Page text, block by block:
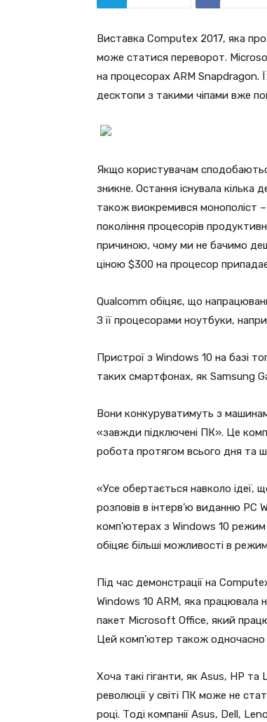
Виставка Computex 2017, яка
може статися переворот.
на процесорах ARM Snapdragon.
десктопи з такими чіпами вже
Якщо користувачам
зникне. Остання існувала кілька
також виокремився монополіст
покоління процесорів
причиною, чому ми не бачимо
ціною $300 на процесор
Qualcomm обіцяє, що
З її процесорами ноутбуки,
Пристрої з Windows 10 на базі
таких смартфонах, як Samsung
Вони конкуруватимуть з
«завжди підключені ПК». Це
робота протягом всього дня та
«Усе обертається навколо
розповів в інтерв’ю виданню
комп’ютерах з Windows 10
обіцяє більші можливості в
Під час демонстрації на
Windows 10 ARM, яка працювала
пакет Microsoft Office, який
Цей комп’ютер також одночасно
Хоча такі гіганти, як Asus, HP
революції у світі ПК може не
році. Тоді компанії Asus, Dell,